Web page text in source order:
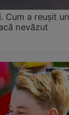
Cum a reușit un
nevăzut